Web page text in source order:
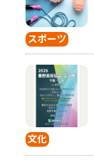
スポーツ
文化